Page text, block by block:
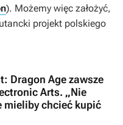
). Możemy więc założyć,
projekt polskiego
Dragon Age zawsze
Arts. „Nie
mieliby chcieć kupić